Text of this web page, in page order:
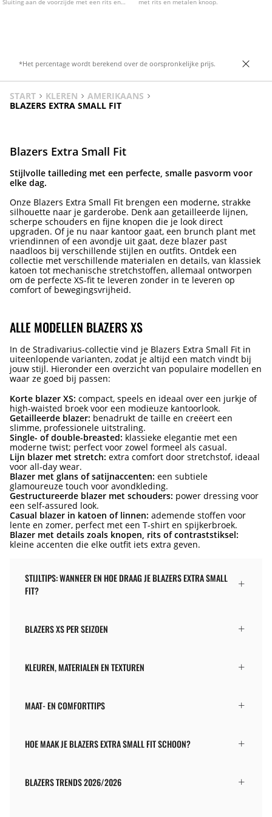
Sluiting aan de voorzijde met een rits en
met rits en metalen knoop.
*Het percentage wordt berekend over de oorspronkelijke prijs.
START KLEREN
AMERIKAANS
BLAZERS EXTRA SMALL FIT
Blazers Extra Small Fit
Stijlvolle tailleding met een perfecte, smalle pasvorm voor
elke dag.
Onze Blazers Extra Small Fit brengen een moderne, strakke
silhouette naar je garderobe. Denk aan getailleerde lijnen,
scherpe schouders en fijne knopen die je look direct
upgraden. Of je nu naar kantoor gaat, een brunch plant met
vriendinnen of een avondje uit gaat, deze blazer past
naadloos bij verschillende stijlen en outfits. Ontdek een
collectie met verschillende materialen en details, van klassiek
katoen tot mechanische stretchstoffen, allemaal ontworpen
om de perfecte XS-fit te leveren zonder in te leveren op
comfort of bewegingsvrijheid.
ALLE MODELLEN BLAZERS XS
In de Stradivarius-collectie vind je Blazers Extra Small Fit in
uiteenlopende varianten, zodat je altijd een match vindt bij
jouw stijl. Hieronder een overzicht van populaire modellen en
waar ze goed bij passen:
Korte blazer XS: compact, speels en ideaal over een jurkje of
high-waisted broek voor een modieuze kantoorlook.
Getailleerde blazer: benadrukt de taille en creëert een
slimme, professionele uitstraling.
Single- of double-breasted: klassieke elegantie met een
moderne twist; perfect voor zowel formeel als casual.
Lijn blazer met stretch: extra comfort door stretchstof, ideaal
voor all-day wear.
Blazer met glans of satijnaccenten: een subtiele
glamoureuze touch voor avondkleding.
Gestructureerde blazer met schouders: power dressing voor
een self-assured look.
Casual blazer in katoen of linnen: ademende stoffen voor
lente en zomer, perfect met een T-shirt en spijkerbroek.
Blazer met details zoals knopen, rits of contraststiksel:
kleine accenten die elke outfit iets extra geven.
STIJLTIPS: WANNEER EN HOE DRAAG JE BLAZERS EXTRA SMALL
FIT?
BLAZERS XS PER SEIZOEN
KLEUREN, MATERIALEN EN TEXTUREN
MAAT- EN COMFORTTIPS
HOE MAAK JE BLAZERS EXTRA SMALL FIT SCHOON?
BLAZERS TRENDS 2026/2026